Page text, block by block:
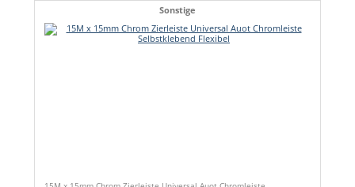
Sonstige